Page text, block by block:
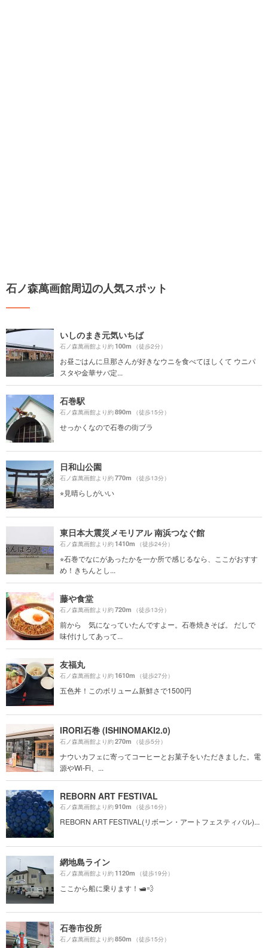
石ノ森萬画館周辺の人気スポット
いしのまき元気いちば
石ノ森萬画館より約100m （徒歩2分）
お昼ごはんに旦那さんが好きなウニを食べてほしくて ウニパ
スタや金華サバ定...
石巻駅
石ノ森萬画館より約890m （徒歩15分）
せっかくなので石巻の街ブラ
日和山公園
石ノ森萬画館より約770m （徒歩13分）
⭐︎見晴らしがいい
東日本大震災メモリアル 南浜つなぐ館
石ノ森萬画館より約1410m （徒歩24分）
⭐︎石巻でなにがあったかを一か所で感じるなら、ここがおすす
め！きちんとし...
藤や食堂
石ノ森萬画館より約720m （徒歩13分）
前から 気になっていたんですよー。石巻焼きそば。 だしで
味付けしてあって...
友福丸
石ノ森萬画館より約1610m （徒歩27分）
五色丼！このボリューム新鮮さで1500円
IRORI石巻 (ISHINOMAKI2.0)
石ノ森萬画館より約270m （徒歩5分）
ナウいカフェに寄ってコーヒーとお菓子をいただきました。電
源やWi-Fi、...
REBORN ART FESTIVAL
石ノ森萬画館より約910m （徒歩16分）
REBORN ART FESTIVAL(リボーン・アートフェスティバル)...
網地島ライン
石ノ森萬画館より約1120m （徒歩19分）
ここから船に乗ります！🛥💨
石巻市役所
石ノ森萬画館より約850m （徒歩15分）